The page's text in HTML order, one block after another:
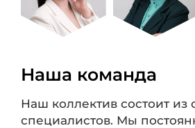
Наша команда
Наш коллектив состоит из
специалистов. Мы